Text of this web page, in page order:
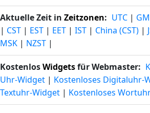
Aktuelle Zeit in Zeitzonen: UTC |
| CST | EST | EET | IST | China (CST) |
MSK | NZST |
KostenlosWidgetsfür Webmaster:
Uhr-Widget | Kostenloses Digitaluhr-
Textuhr-Widget | Kostenloses